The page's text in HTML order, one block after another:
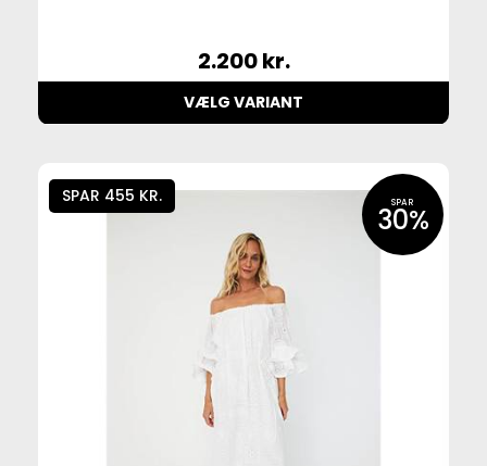
2.200kr.
VÆLG VARIANT
SPAR 455 KR. SPAR
30%